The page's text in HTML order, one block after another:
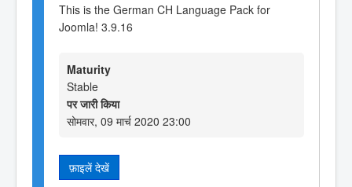
This is the German CH Language Pack for
Joomla! 3.9.16
Maturity
Stable
पर जारी किया
सोमवार, 09 मार्च 2020 23:00
फ़ाइलें देखें